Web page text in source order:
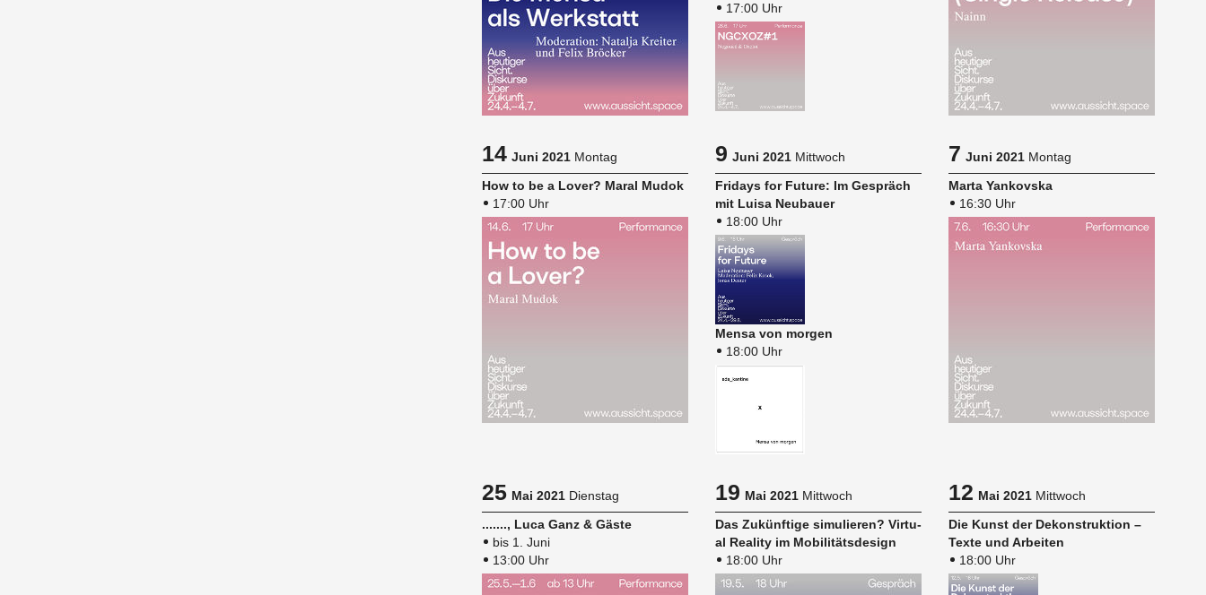
17:00 Uhr
14Juni 2021 Montag
How to be a Lover? Maral Mudok
17:00 Uhr
9Juni 2021 Mittwoch
Fri­days for Fu­ture: Im Ge­spräch
mit Luisa Neu­bau­er
18:00 Uhr
Mensa von mor­gen
18:00 Uhr
7Juni 2021 Montag
Marta Yan­kovs­ka
16:30 Uhr
25Mai 2021 Dienstag
......., Luca Ganz & Gäste
bis 1. Juni
13:00 Uhr
19Mai 2021 Mittwoch
Das Zu­künf­ti­ge si­mu­lie­ren? Vir­tu­
al Rea­li­ty im Mo­bi­li­täts­de­sign
18:00 Uhr
12Mai 2021 Mittwoch
Die Kunst der De­kon­struk­ti­on –
Texte und Ar­bei­ten
18:00 Uhr